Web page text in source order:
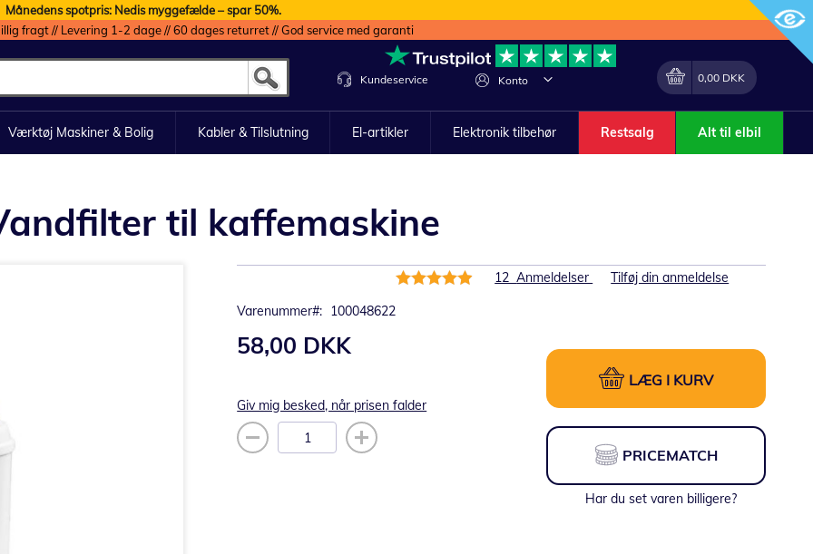
Månedens spotpris: Nedis myggefælde – spar 50%.
fragt // Levering 1-2 dage // 60 dages returret // God service med garanti
Konto
Lave
Min indkøbskurv
0,00 DKK
Kundeservice
Værktøj Maskiner & Bolig Kabler & Tilslutning El-artikler Elektronik tilbehør Restsalg Alt til elbil
til kaffemaskine
Varenummer 100048622
Bedømmelse:
12Anmeldelser Tilføj din anmeldelse
58,00 DKK
Giv mig besked, når prisen falder
LÆG I KURV
PRICEMATCH
Har du set varen billigere?